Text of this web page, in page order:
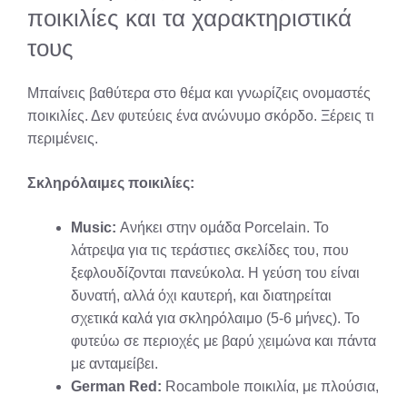
ποικιλίες και τα χαρακτηριστικά
τους
Μπαίνεις βαθύτερα στο θέμα και γνωρίζεις ονομαστές
ποικιλίες. Δεν φυτεύεις ένα ανώνυμο σκόρδο. Ξέρεις τι
περιμένεις.
Σκληρόλαιμες ποικιλίες:
Music: Ανήκει στην ομάδα Porcelain. Το
λάτρεψα για τις τεράστιες σκελίδες του, που
ξεφλουδίζονται πανεύκολα. Η γεύση του είναι
δυνατή, αλλά όχι καυτερή, και διατηρείται
σχετικά καλά για σκληρόλαιμο (5-6 μήνες). Το
φυτεύω σε περιοχές με βαρύ χειμώνα και πάντα
με ανταμείβει.
German Red: Rocambole ποικιλία, με πλούσια,